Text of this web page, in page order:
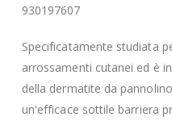
930197607
Specificatamente studiata
arrossamenti cutanei ed è
della dermatite da
un'efficace sottile barriera